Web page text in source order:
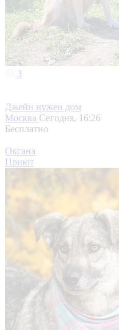
3
Джейн нужен дом
Москва Сегодня, 16:26
Бесплатно
Оксана
Приют